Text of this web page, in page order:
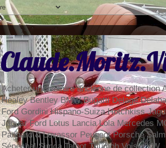
Acheter une voiture ancienne de collection
Healey Bentley BMW Bugatti Delage
Ford Gordini Hispano-Suiza Hotchkiss
Jaguar Ford Lotus Lancia Lola Mercedes
Panhard & Levassor Peugeot Porsche